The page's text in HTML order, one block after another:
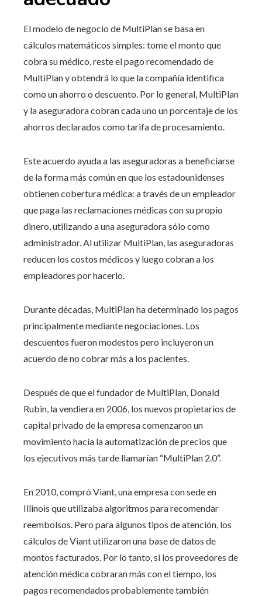
El modelo de negocio de MultiPlan se basa en
cálculos matemáticos simples: tome el monto que
cobra su médico, reste el pago recomendado de
MultiPlan y obtendrá lo que la compañía identifica
como un ahorro o descuento. Por lo general, MultiPlan
y la aseguradora cobran cada uno un porcentaje de los
ahorros declarados como tarifa de procesamiento.
Este acuerdo ayuda a las aseguradoras a beneficiarse
de la forma más común en que los estadounidenses
obtienen cobertura médica: a través de un empleador
que paga las reclamaciones médicas con su propio
dinero, utilizando a una aseguradora sólo como
administrador. Al utilizar MultiPlan, las aseguradoras
reducen los costos médicos y luego cobran a los
empleadores por hacerlo.
Durante décadas, MultiPlan ha determinado los pagos
principalmente mediante negociaciones. Los
descuentos fueron modestos pero incluyeron un
acuerdo de no cobrar más a los pacientes.
Después de que el fundador de MultiPlan, Donald
Rubin, la vendiera en 2006, los nuevos propietarios de
capital privado de la empresa comenzaron un
movimiento hacia la automatización de precios que
los ejecutivos más tarde llamarían “MultiPlan 2.0”.
En 2010, compró Viant, una empresa con sede en
Illinois que utilizaba algoritmos para recomendar
reembolsos. Pero para algunos tipos de atención, los
cálculos de Viant utilizaron una base de datos de
montos facturados. Por lo tanto, si los proveedores de
atención médica cobraran más con el tiempo, los
pagos recomendados probablemente también